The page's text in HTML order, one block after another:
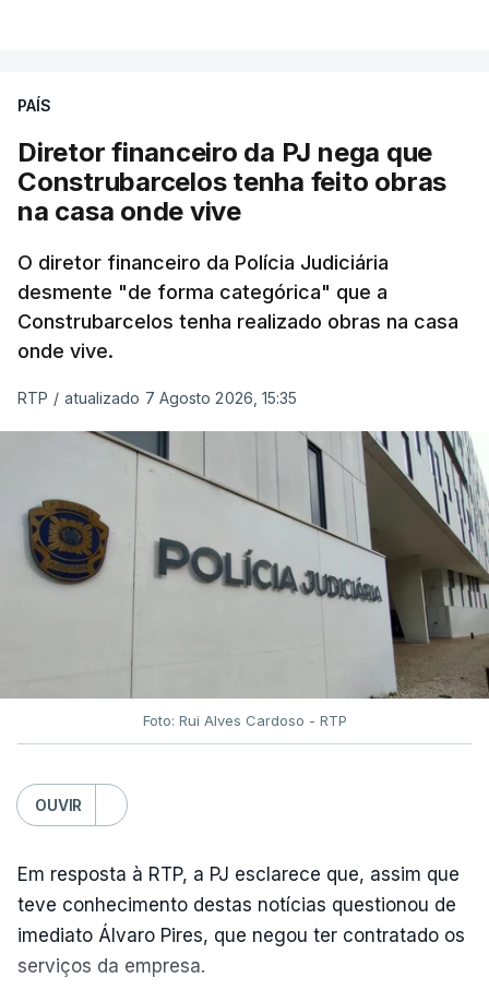
PAÍS
Diretor financeiro da PJ nega que
Construbarcelos tenha feito obras
na casa onde vive
O diretor financeiro da Polícia Judiciária
desmente "de forma categórica" que a
Construbarcelos tenha realizado obras na casa
onde vive.
RTP / atualizado 7 Agosto 2026, 15:35
Foto: Rui Alves Cardoso - RTP
OUVIR
Em resposta à RTP, a PJ esclarece que, assim que
teve conhecimento destas notícias questionou de
imediato Álvaro Pires, que negou ter contratado os
serviços da empresa.